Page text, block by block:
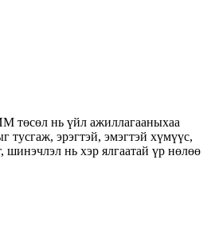
төсөл нь үйл ажиллагааныхаа
тусгаж, эрэгтэй, эмэгтэй хүмүүс,
шинэчлэл нь хэр ялгаатай үр нөлөө